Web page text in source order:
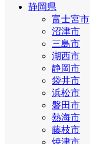
静岡県
富士宮市
沼津市
三島市
湖西市
静岡市
袋井市
浜松市
磐田市
熱海市
藤枝市
焼津市